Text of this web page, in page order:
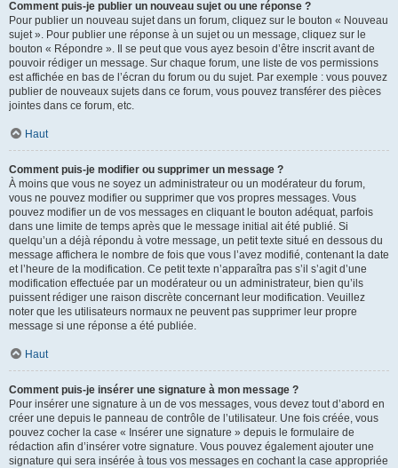
Comment puis-je publier un nouveau sujet ou une réponse ?
Pour publier un nouveau sujet dans un forum, cliquez sur le bouton « Nouveau
sujet ». Pour publier une réponse à un sujet ou un message, cliquez sur le
bouton « Répondre ». Il se peut que vous ayez besoin d’être inscrit avant de
pouvoir rédiger un message. Sur chaque forum, une liste de vos permissions
est affichée en bas de l’écran du forum ou du sujet. Par exemple : vous pouvez
publier de nouveaux sujets dans ce forum, vous pouvez transférer des pièces
jointes dans ce forum, etc.
Haut
Comment puis-je modifier ou supprimer un message ?
À moins que vous ne soyez un administrateur ou un modérateur du forum,
vous ne pouvez modifier ou supprimer que vos propres messages. Vous
pouvez modifier un de vos messages en cliquant le bouton adéquat, parfois
dans une limite de temps après que le message initial ait été publié. Si
quelqu’un a déjà répondu à votre message, un petit texte situé en dessous du
message affichera le nombre de fois que vous l’avez modifié, contenant la date
et l’heure de la modification. Ce petit texte n’apparaîtra pas s’il s’agit d’une
modification effectuée par un modérateur ou un administrateur, bien qu’ils
puissent rédiger une raison discrète concernant leur modification. Veuillez
noter que les utilisateurs normaux ne peuvent pas supprimer leur propre
message si une réponse a été publiée.
Haut
Comment puis-je insérer une signature à mon message ?
Pour insérer une signature à un de vos messages, vous devez tout d’abord en
créer une depuis le panneau de contrôle de l’utilisateur. Une fois créée, vous
pouvez cocher la case « Insérer une signature » depuis le formulaire de
rédaction afin d’insérer votre signature. Vous pouvez également ajouter une
signature qui sera insérée à tous vos messages en cochant la case appropriée